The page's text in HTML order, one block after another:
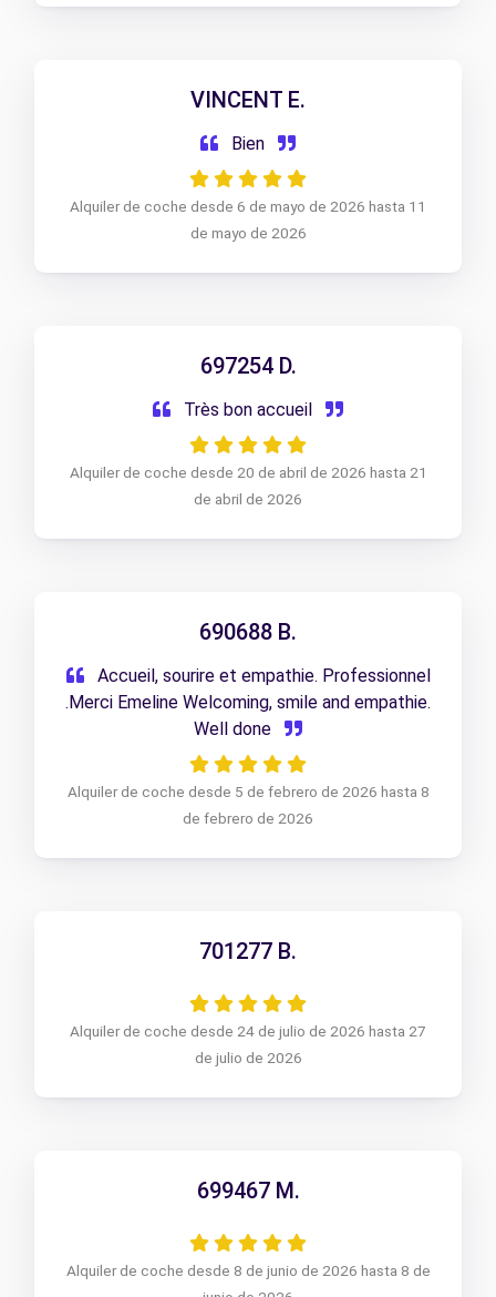
VINCENT E.
Bien
Alquiler de coche desde 6 de mayo de 2026 hasta 11
de mayo de 2026
697254 D.
Très bon accueil
Alquiler de coche desde 20 de abril de 2026 hasta 21
de abril de 2026
690688 B.
Accueil, sourire et empathie. Professionnel
.Merci Emeline Welcoming, smile and empathie.
Well done
Alquiler de coche desde 5 de febrero de 2026 hasta 8
de febrero de 2026
701277 B.
Alquiler de coche desde 24 de julio de 2026 hasta 27
de julio de 2026
699467 M.
Alquiler de coche desde 8 de junio de 2026 hasta 8 de